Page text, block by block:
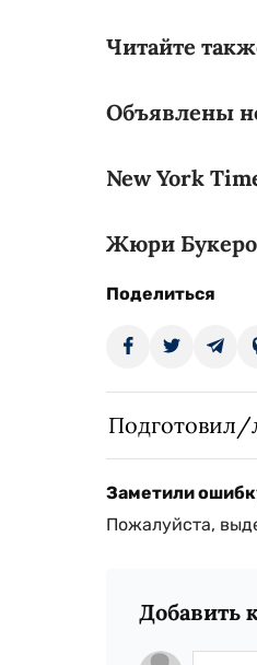
Читайте
Объявлены
New York
Жюри
Поделиться
Подготовил/
Заметили
Пожалуйста,
Добавить